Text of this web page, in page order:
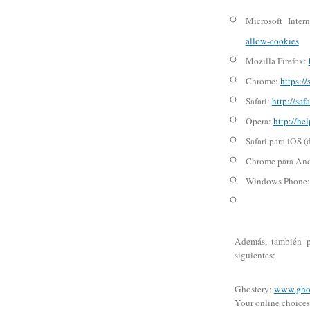
Microsoft
allow-cookies
Mozilla Firefox:
Chrome: https://
Safari: http://
Opera: http://
Safari para iOS
Chrome para
Windows
Además, también
siguientes:
Ghostery:
Your online